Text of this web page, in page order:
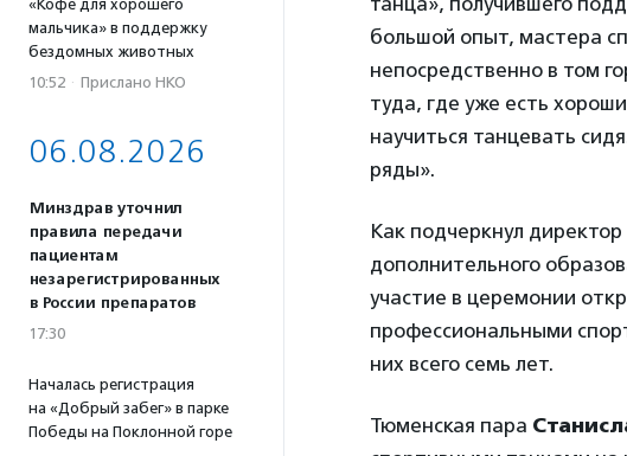
«Кофе для хорошего
мальчика» в поддержку
бездомных животных
10:52 · Прислано НКО
06.08.2026
Минздрав уточнил
правила передачи
пациентам
незарегистрированных
в России препаратов
17:30
Началась регистрация
на «Добрый забег» в парке
Победы на Поклонной горе
большой опыт, мастера
непосредственно в том
туда, где уже есть
научиться танцевать
ряды».
Как подчеркнул
дополнительного
участие в церемонии
профессиональными
них всего семь лет.
Тюменская пара